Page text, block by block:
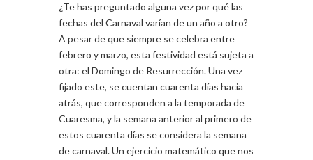
¿Te has preguntado alguna vez por qué las
fechas del Carnaval varían de un año a otro?
A pesar de que siempre se celebra entre
febrero y marzo, esta festividad está sujeta a
otra: el Domingo de Resurrección. Una vez
fijado este, se cuentan cuarenta días hacia
atrás, que corresponden a la temporada de
Cuaresma, y la semana anterior al primero de
estos cuarenta días se considera la semana
de carnaval. Un ejercicio matemático que nos